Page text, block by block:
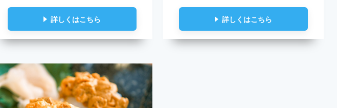
詳しくはこちら 詳しくはこちら